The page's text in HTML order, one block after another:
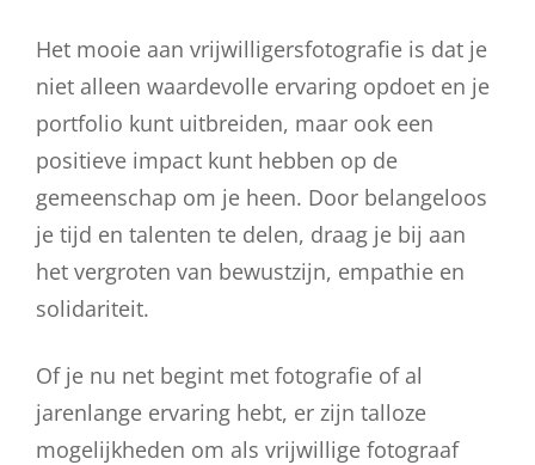
Het mooie aan vrijwilligersfotografie is dat je
niet alleen waardevolle ervaring opdoet en je
portfolio kunt uitbreiden, maar ook een
positieve impact kunt hebben op de
gemeenschap om je heen. Door belangeloos
je tijd en talenten te delen, draag je bij aan
het vergroten van bewustzijn, empathie en
solidariteit.
Of je nu net begint met fotografie of al
jarenlange ervaring hebt, er zijn talloze
mogelijkheden om als vrijwillige fotograaf